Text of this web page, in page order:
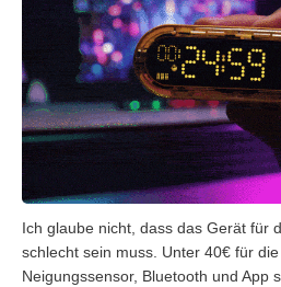
Ich glaube nicht, dass das Gerät für
schlecht sein muss. Unter 40€ für
Neigungssensor, Bluetooth und App